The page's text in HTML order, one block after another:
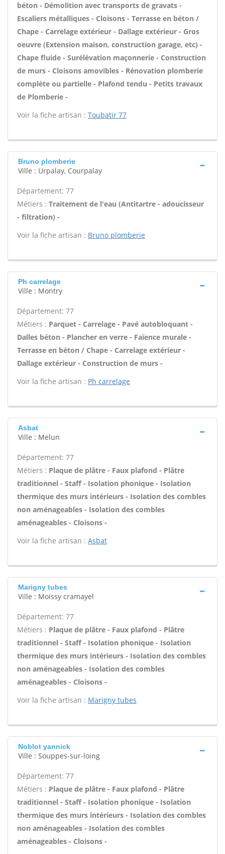
béton - Démolition avec transports de gravats -
Escaliers métalliques - Cloisons - Terrasse en béton /
Chape - Carrelage extérieur - Dallage extérieur - Gros
oeuvre (Extension maison, construction garage, etc) -
Chape fluide - Surélévation maçonnerie - Construction
de murs - Cloisons amovibles - Rénovation plomberie
complète ou partielle - Plafond tendu - Petits travaux
de Plomberie -
Voir la fiche artisan : Toubatir 77
Bruno plomberie
Ville : Urpalay, Courpalay
Département: 77
Métiers : Traitement de l'eau (Antitartre - adoucisseur
- filtration) -
Voir la fiche artisan : Bruno plomberie
Ph carrelage
Ville : Montry
Département: 77
Métiers : Parquet - Carrelage - Pavé autobloquant -
Dalles béton - Plancher en verre - Faïence murale -
Terrasse en béton / Chape - Carrelage extérieur -
Dallage extérieur - Construction de murs -
Voir la fiche artisan : Ph carrelage
Asbat
Ville : Melun
Département: 77
Métiers : Plaque de plâtre - Faux plafond - Plâtre
traditionnel - Staff - Isolation phonique - Isolation
thermique des murs intérieurs - Isolation des combles
non aménageables - Isolation des combles
aménageables - Cloisons -
Voir la fiche artisan : Asbat
Marigny tubes
Ville : Moissy cramayel
Département: 77
Métiers : Plaque de plâtre - Faux plafond - Plâtre
traditionnel - Staff - Isolation phonique - Isolation
thermique des murs intérieurs - Isolation des combles
non aménageables - Isolation des combles
aménageables - Cloisons -
Voir la fiche artisan : Marigny tubes
Noblot yannick
Ville : Souppes-sur-loing
Département: 77
Métiers : Plaque de plâtre - Faux plafond - Plâtre
traditionnel - Staff - Isolation phonique - Isolation
thermique des murs intérieurs - Isolation des combles
non aménageables - Isolation des combles
aménageables - Cloisons -